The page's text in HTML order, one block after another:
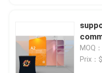
Contrôle de la qualité
MOQ
Prix：